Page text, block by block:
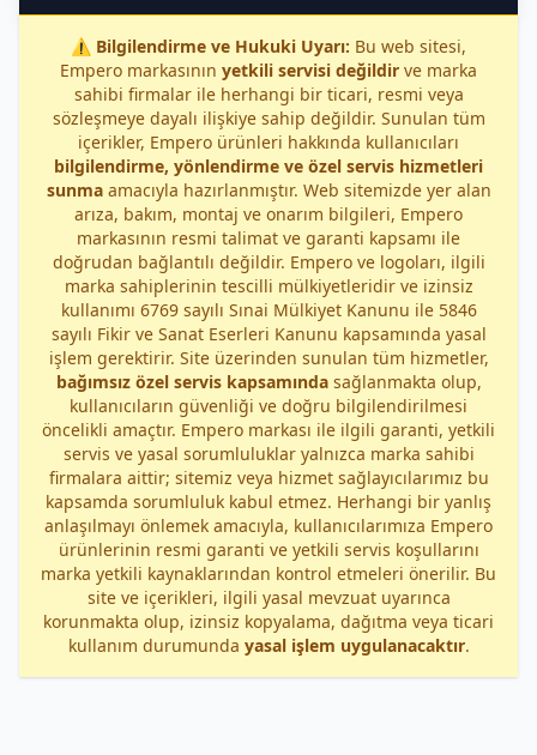
⚠️ Bilgilendirme ve Hukuki Uyarı: Bu web sitesi,
Empero markasının yetkili servisi değildir ve marka
sahibi firmalar ile herhangi bir ticari, resmi veya
sözleşmeye dayalı ilişkiye sahip değildir. Sunulan tüm
içerikler, Empero ürünleri hakkında kullanıcıları
bilgilendirme, yönlendirme ve özel servis hizmetleri
sunmaamacıyla hazırlanmıştır. Web sitemizde yer alan
arıza, bakım, montaj ve onarım bilgileri, Empero
markasının resmi talimat ve garanti kapsamı ile
doğrudan bağlantılı değildir. Empero ve logoları, ilgili
marka sahiplerinin tescilli mülkiyetleridir ve izinsiz
kullanımı 6769 sayılı Sınai Mülkiyet Kanunu ile 5846
sayılı Fikir ve Sanat Eserleri Kanunu kapsamında yasal
işlem gerektirir. Site üzerinden sunulan tüm hizmetler,
bağımsız özel servis kapsamındasağlanmakta olup,
kullanıcıların güvenliği ve doğru bilgilendirilmesi
öncelikli amaçtır. Empero markası ile ilgili garanti, yetkili
servis ve yasal sorumluluklar yalnızca marka sahibi
firmalara aittir; sitemiz veya hizmet sağlayıcılarımız bu
kapsamda sorumluluk kabul etmez. Herhangi bir yanlış
anlaşılmayı önlemek amacıyla, kullanıcılarımıza Empero
ürünlerinin resmi garanti ve yetkili servis koşullarını
marka yetkili kaynaklarından kontrol etmeleri önerilir. Bu
site ve içerikleri, ilgili yasal mevzuat uyarınca
korunmakta olup, izinsiz kopyalama, dağıtma veya ticari
kullanım durumunda yasal işlem uygulanacaktır.